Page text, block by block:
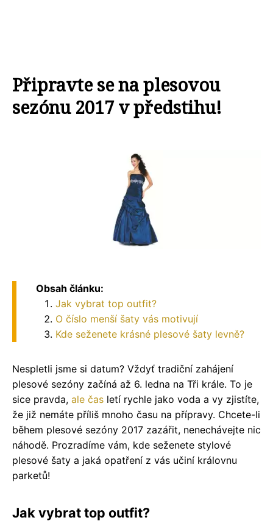
Připravte se na plesovou
sezónu 2017 v předstihu!
Obsah článku:
Jak vybrat top outfit?
O číslo menší šaty vás motivují
Kde seženete krásné plesové šaty levně?
Nespletli jsme si datum? Vždyť tradiční zahájení
plesové sezóny začíná až 6. ledna na Tři krále. To je
sice pravda, ale čas letí rychle jako voda a vy zjistíte,
že již nemáte příliš mnoho času na přípravy. Chcete-li
během plesové sezóny 2017 zazářit, nenechávejte nic
náhodě. Prozradíme vám, kde seženete stylové
plesové šaty a jaká opatření z vás učiní královnu
parketů!
Jak vybrat top outfit?